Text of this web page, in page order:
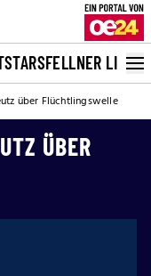
STARSFELLNER LIVE
über Flüchtlingswelle
ÜBER